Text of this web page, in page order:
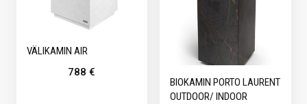
VÄLIKAMIN AIR
788€
BIOKAMIN PORTO LAURENT
OUTDOOR/ INDOOR